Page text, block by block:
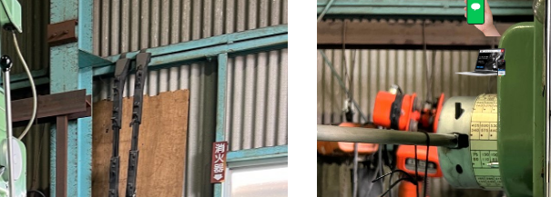
LINEで査定
買取フォ
お電話でも受け付
0569-
平日